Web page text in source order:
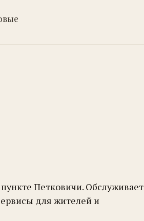
Петковичи. Обслуживает
для жителей и